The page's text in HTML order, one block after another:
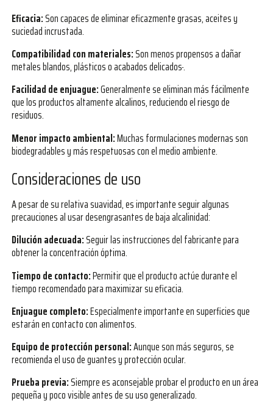
Eficacia:Son capaces de eliminar eficazmente grasas, aceites y
suciedad incrustada.
Compatibilidad con materiales:Son menos propensos a dañar
metales blandos, plásticos o acabados delicados.
Facilidad de enjuague:Generalmente se eliminan más fácilmente
que los productos altamente alcalinos, reduciendo el riesgo de
residuos.
Menor impacto ambiental:Muchas formulaciones modernas son
biodegradables y más respetuosas con el medio ambiente.
Consideraciones de uso
A pesar de su relativa suavidad, es importante seguir algunas
precauciones al usar desengrasantes de baja alcalinidad:
Dilución adecuada:Seguir las instrucciones del fabricante para
obtener la concentración óptima.
Tiempo de contacto:Permitir que el producto actúe durante el
tiempo recomendado para maximizar su eficacia.
Enjuague completo:Especialmente importante en superficies que
estarán en contacto con alimentos.
Equipo de protección personal:Aunque son más seguros, se
recomienda el uso de guantes y protección ocular.
Prueba previa:Siempre es aconsejable probar el producto en un área
pequeña y poco visible antes de su uso generalizado.